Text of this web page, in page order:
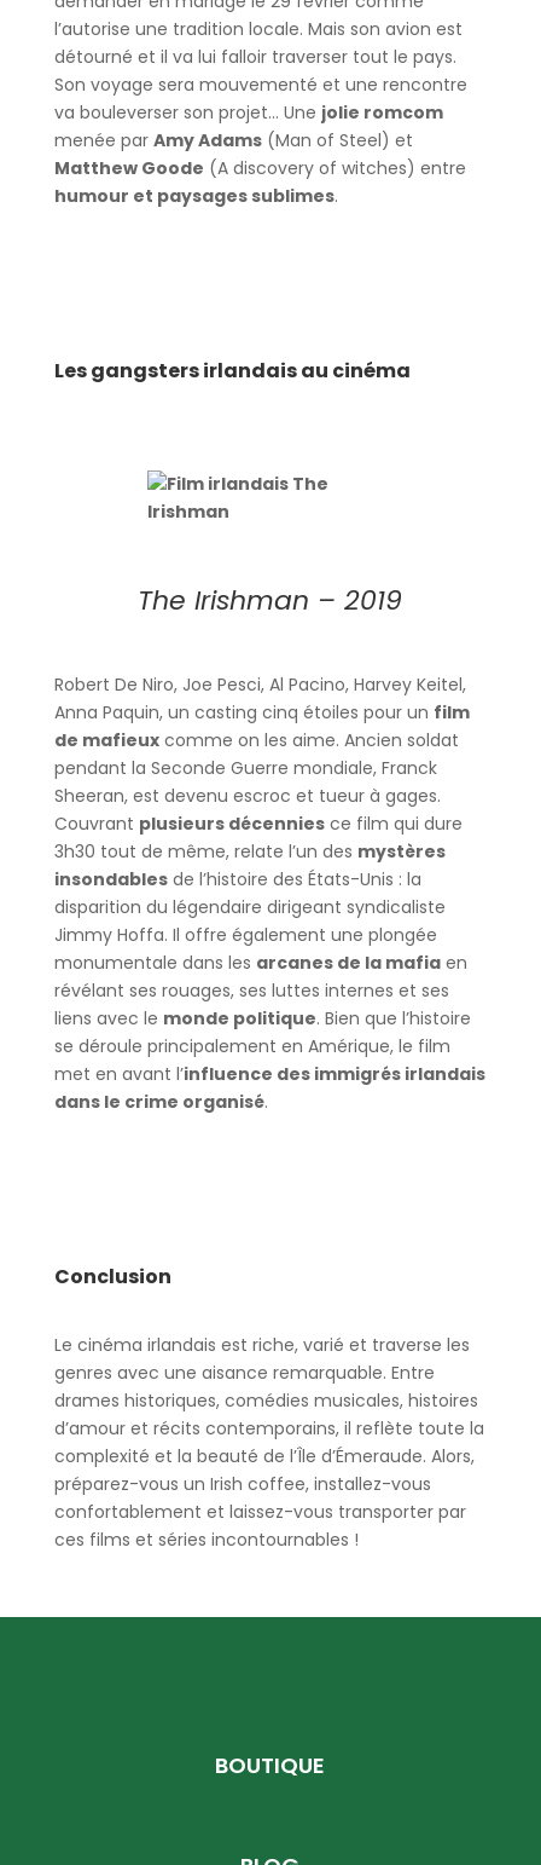
l’autorise une tradition locale. Mais son avion est
détourné et il va lui falloir traverser tout le pays.
Son voyage sera mouvementé et une rencontre
va bouleverser son projet… Une jolie romcom
menée par Amy Adams(Man of Steel) et
Matthew Goode (A discovery of witches) entre
humour et paysages sublimes.
Les gangsters irlandais au cinéma
The Irishman – 2019
Robert De Niro, Joe Pesci, Al Pacino, Harvey Keitel,
Anna Paquin, un casting cinq étoiles pour un film
de mafieuxcomme on les aime. Ancien soldat
pendant la Seconde Guerre mondiale, Franck
Sheeran, est devenu escroc et tueur à gages.
Couvrant plusieurs décenniesce film qui dure
3h30 tout de même, relate l’un des mystères
insondablesde l’histoire des États-Unis : la
disparition du légendaire dirigeant syndicaliste
Jimmy Hoffa. Il offre également une plongée
monumentale dans les arcanes de la mafiaen
révélant ses rouages, ses luttes internes et ses
liens avec le monde politique. Bien que l’histoire
se déroule principalement en Amérique, le film
met en avant l’influence des immigrés irlandais
dans le crime organisé.
Conclusion
Le cinéma irlandais est riche, varié et traverse les
genres avec une aisance remarquable. Entre
drames historiques, comédies musicales, histoires
d’amour et récits contemporains, il reflète toute la
complexité et la beauté de l’Île d’Émeraude. Alors,
préparez-vous un Irish coffee, installez-vous
confortablement et laissez-vous transporter par
ces films et séries incontournables !
BOUTIQUE